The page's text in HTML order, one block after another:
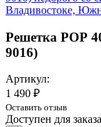
Решетка РОР
9016)
Артикул:
1 490 ₽
Оставить отзыв
Доступен для заказа